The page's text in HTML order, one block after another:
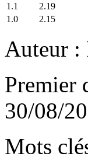
1.1
2.19
1.0
2.15
Auteur :
Premier
30/08/
Mots